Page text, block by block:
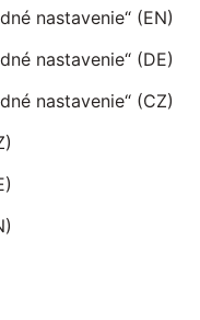
nastavenie“ (EN)
nastavenie“ (DE)
nastavenie“ (CZ)